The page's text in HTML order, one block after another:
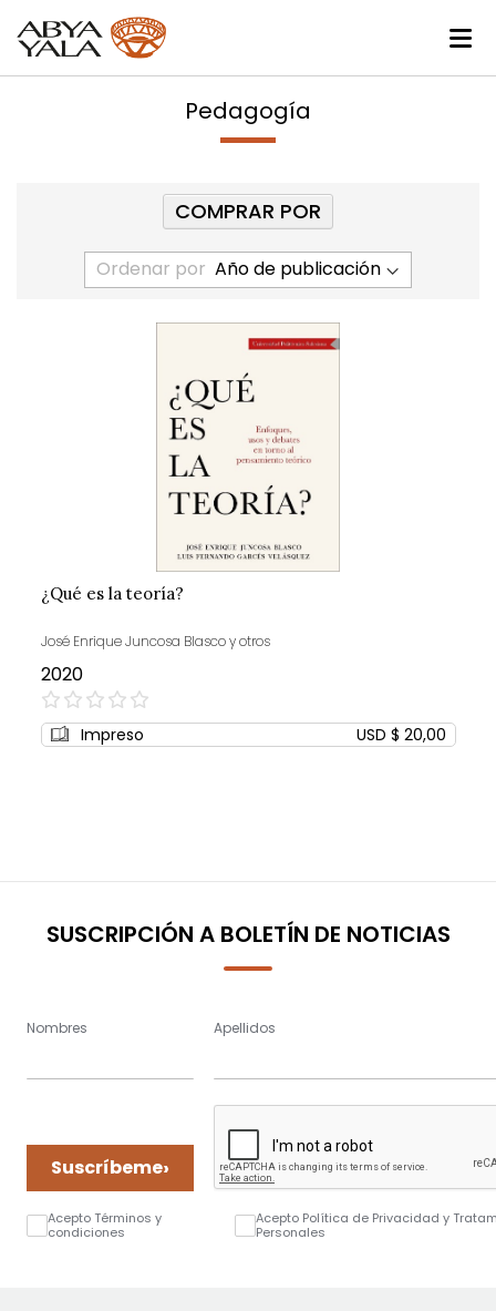
Pedagogía
Ordenar por
¿Qué es la teoría?
José Enrique Juncosa Blasco y otros
2020
0%
Impreso USD $ 20,00
COMPRAR POR
SUSCRIPCIÓN A BOLETÍN DE NOTICIAS
Nombres Apellidos
Suscríbeme›
Acepto Términos y
condiciones
Acepto Política de Privacidad y
Personales